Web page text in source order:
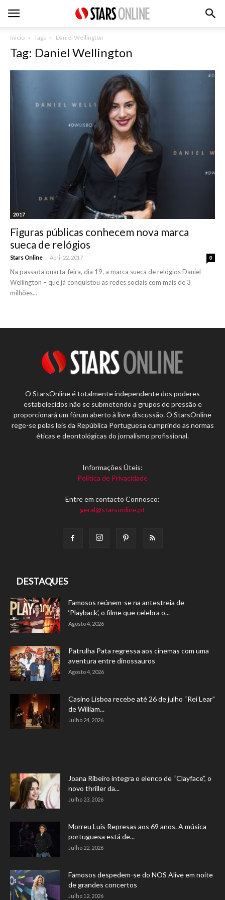
Inicio Tags Daniel Wellington
Tag: Daniel Wellington
2017
Figuras públicas conhecem nova marca
sueca de relógios
Stars Online - Abril 22, 2017 0
Na passada quarta-feira, dia 19, a marca sueca de relógios Daniel
Wellington – que já conquistou as redes sociais com mais de 3
milhões...
O StarsOnline é totalmente independente dos poderes
estabelecidos não se submetendo a grupos de pressão e
proporcionará um fórum aberto à livre discussão. O StarsOnline
rege-se pelas leis da República Portuguesa cumprindo as normas
éticas e deontológicas do jornalismo profissional.
Informações Úteis:
Política de Privacidade
Entre em contacto Connosco:
geral@starsonline.pt
DESTAQUES
Famosos reúnem-se na antestreia de
‘Playback’, o filme que celebra o...
Agosto 4, 2026
Patrulha Pata regressa aos cinemas com uma
aventura entre dinossauros
Agosto 4, 2026
Casino Lisboa recebe até 26 de julho “Rei Lear”
de William...
Julho 24, 2026
Joana Ribeiro integra o elenco de “Clayface”, o
novo thriller da...
Julho 23, 2026
Morreu Luís Represas aos 69 anos. A música
portuguesa está de...
Julho 22, 2026
Famosos despedem-se do NOS Alive em noite
de grandes concertos
Julho 12, 2026